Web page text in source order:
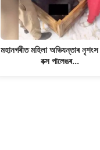
মহানগৰীত মহিলা অভিযন্তাৰ
বক্স পালেঙৰ…